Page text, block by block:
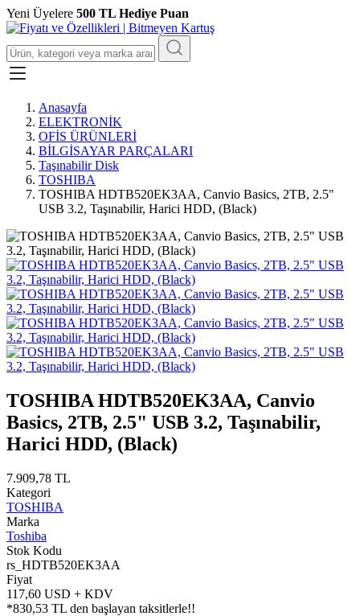
Yeni Üyelere 500 TL Hediye Puan
Anasayfa
ELEKTRONİK
OFİS ÜRÜNLERİ
BİLGİSAYAR PARÇALARI
Taşınabilir Disk
TOSHIBA
TOSHIBA HDTB520EK3AA, Canvio Basics, 2TB, 2.5"
USB 3.2, Taşınabilir, Harici HDD, (Black)
TOSHIBA HDTB520EK3AA, Canvio
Basics, 2TB, 2.5" USB 3.2, Taşınabilir,
Harici HDD, (Black)
7.909,78 TL
Kategori
TOSHIBA
Marka
Toshiba
Stok Kodu
rs_HDTB520EK3AA
Fiyat
117,60 USD + KDV
*830,53 TL den başlayan taksitlerle!!